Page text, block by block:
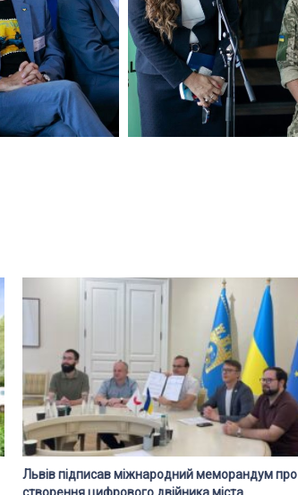
Львів підписав міжнародний меморандум про
створення цифрового двійника міста